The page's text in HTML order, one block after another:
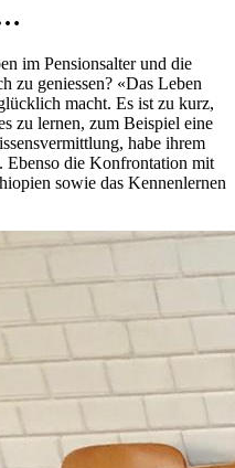
im Pensionsalter und die
zu geniessen? «Das Leben
macht. Es ist zu kurz,
zu lernen, zum Beispiel eine
habe ihrem
Ebenso die Konfrontation mit
sowie das Kennenlernen